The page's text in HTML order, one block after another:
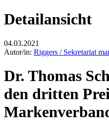
Detailansicht
04.03.2021
Autor/in: Riggers / Sekretariat
Dr. Thomas
den dritten